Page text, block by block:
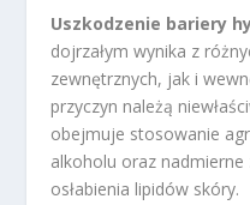
Uszkodzenie bariery
dojrzałym wynika z
zewnętrznych, jak i
przyczyn należą
obejmuje stosowanie
alkoholu oraz nadmierne
osłabienia lipidów skóry.